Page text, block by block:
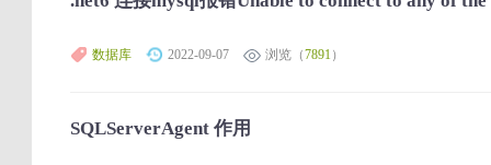
数据库 2022-09-07 浏览（7891）
SQLServerAgent 作用